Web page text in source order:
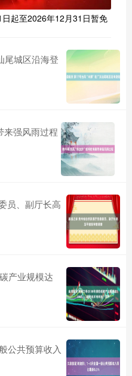
起至2026年12月31日暂免
尾城区沿海登
来强风雨过程
员、副厅长高
产业规模达
公共预算收入